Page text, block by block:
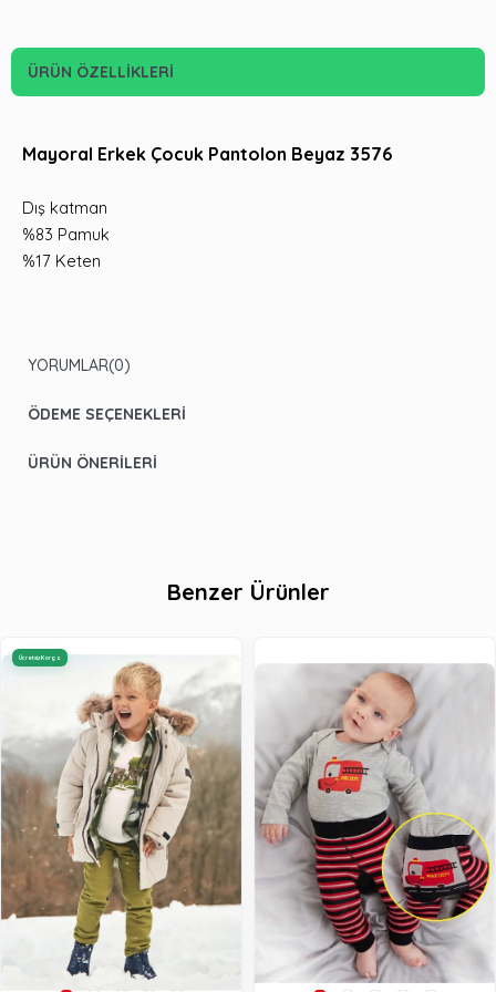
ÜRÜN ÖZELLIKLERI
Mayoral Erkek Çocuk Pantolon Beyaz 3576
Dış katman
%83 Pamuk
%17 Keten
YORUMLAR(0)
ÖDEME SEÇENEKLERI
ÜRÜN ÖNERILERI
Benzer Ürünler
Ücretsiz Kargo